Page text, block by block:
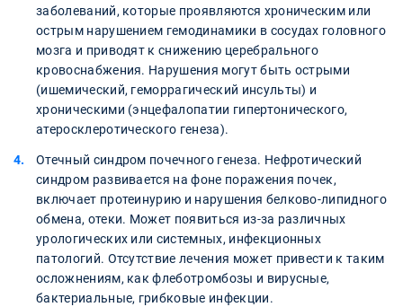
заболеваний, которые проявляются хроническим или
острым нарушением гемодинамики в сосудах головного
мозга и приводят к снижению церебрального
кровоснабжения. Нарушения могут быть острыми
(ишемический, геморрагический инсульты) и
хроническими (энцефалопатии гипертонического,
атеросклеротического генеза).
Отечный синдром почечного генеза. Нефротический
синдром развивается на фоне поражения почек,
включает протеинурию и нарушения белково-липидного
обмена, отеки. Может появиться из-за различных
урологических или системных, инфекционных
патологий. Отсутствие лечения может привести к таким
осложнениям, как флеботромбозы и вирусные,
бактериальные, грибковые инфекции.